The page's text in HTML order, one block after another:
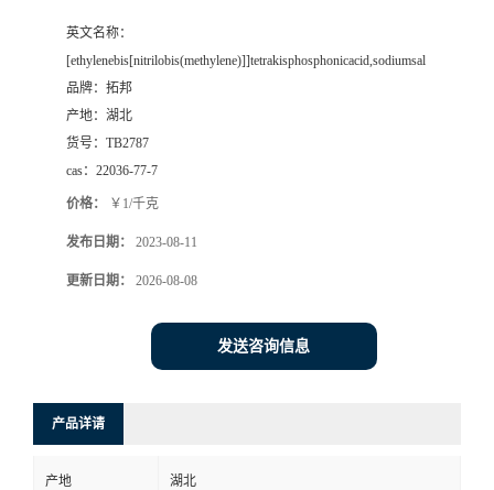
英文名称：
[ethylenebis[nitrilobis(methylene)]]tetrakisphosphonicacid,sodiumsal
品牌： 拓邦
产地： 湖北
货号： TB2787
cas： 22036-77-7
价格： ￥1/千克
发布日期： 2023-08-11
更新日期： 2026-08-08
发送咨询信息
产品详请
产地 湖北